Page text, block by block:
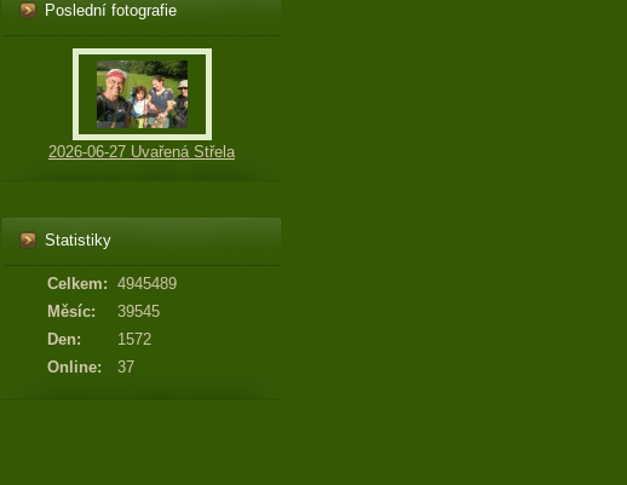
Poslední fotografie
2026-06-27 Uvařená Střela
Statistiky
Online: 37
Celkem: 4945489
Měsíc:
39545
Den:
1572